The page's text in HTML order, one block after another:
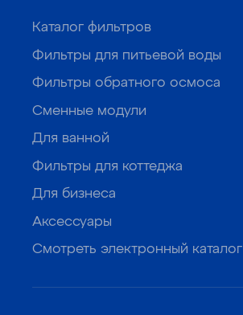
Каталог фильтров
Фильтры для питьевой воды
Фильтры обратного осмоса
Сменные модули
Для ванной
Фильтры для коттеджа
Для бизнеса
Аксессуары
Смотреть электронный каталог